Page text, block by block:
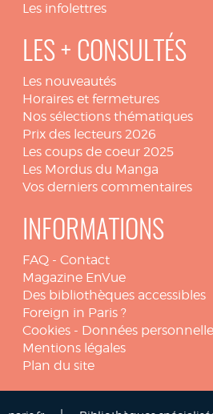
Les infolettres
LES + CONSULTÉS
Les nouveautés
Horaires et fermetures
Nos sélections thématiques
Prix des lecteurs 2026
Les coups de coeur 2025
Les Mordus du Manga
Vos derniers commentaires
INFORMATIONS
FAQ - Contact
Magazine EnVue
Des bibliothèques accessibles
Foreign in Paris ?
Cookies - Données
Mentions légales
Plan du site